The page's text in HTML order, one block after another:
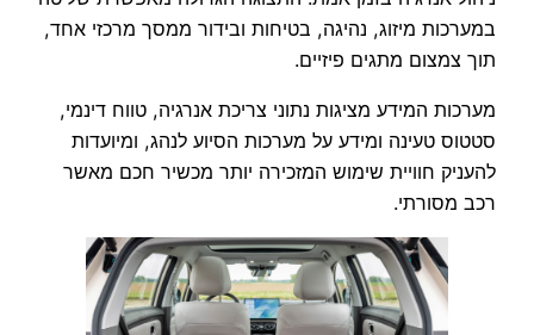
במערכות מיזוג, נהיגה, בטיחות ובידור ממסך מרכזי אחד,
תוך צמצום מתגים פיזיים.
מערכות המידע מציגות נתוני צריכת אנרגיה, טווח דינמי,
סטטוס טעינה ומידע על מערכות הסיוע לנהג, ומיועדות
להעניק חוויית שימוש המזכירה יותר מכשיר חכם מאשר
רכב מסורתי.